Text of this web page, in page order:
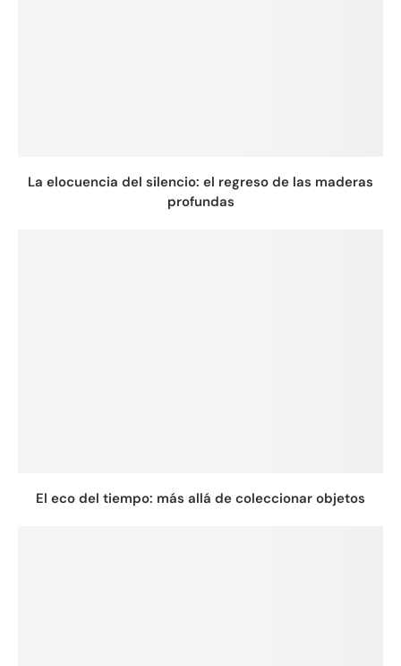
La elocuencia del silencio: el regreso de las maderas
profundas
El eco del tiempo: más allá de coleccionar objetos